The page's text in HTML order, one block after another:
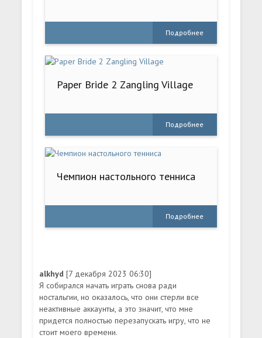
Подробнее
Paper Bride 2 Zangling Village
Подробнее
Чемпион настольного тенниса
Подробнее
alkhyd[7 декабря 2023 06:30]
Я собирался начать играть снова ради
ностальгии, но оказалось, что они стерли все
неактивные аккаунты, а это значит, что мне
придется полностью перезапускать игру, что не
стоит моего времени.